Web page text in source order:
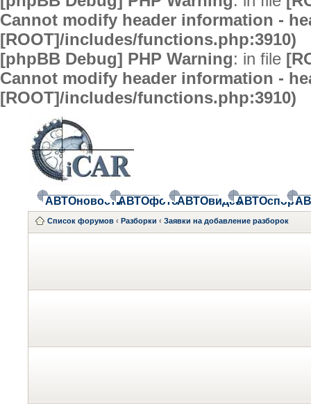
Cannot modify header information -
[ROOT]/includes/functions.php:3910)
[phpBB Debug] PHP Warning: in file
Cannot modify header information -
[ROOT]/includes/functions.php:3910)
АВТОновостиАВТОфотоАВТОвидеоАВТОспорт
Список форумов ‹ Разборки ‹ Заявки на добавление разборок